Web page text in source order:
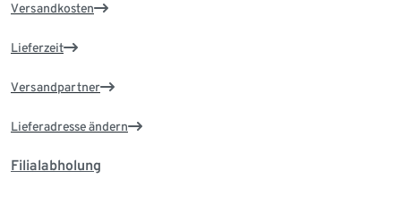
Versandkosten
Lieferzeit
Versandpartner
Lieferadresse ändern
Filialabholung